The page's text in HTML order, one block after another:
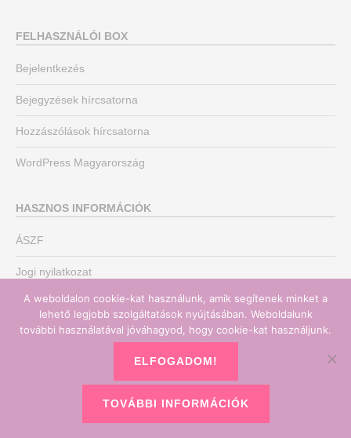
FELHASZNÁLÓI BOX
Bejelentkezés
Bejegyzések hírcsatorna
Hozzászólások hírcsatorna
WordPress Magyarország
HASZNOS INFORMÁCIÓK
ÁSZF
Jogi nyilatkozat
Adatvédelmi nyilatkozat
Könyvelő irodánk
A weboldalon cookie-kat használunk, amik segítenek minket a
lehető legjobb szolgáltatások nyújtásában. Weboldalunk
további használatával jóváhagyod, hogy cookie-kat használjunk.
ELFOGADOM!
TOVÁBBI INFORMÁCIÓK